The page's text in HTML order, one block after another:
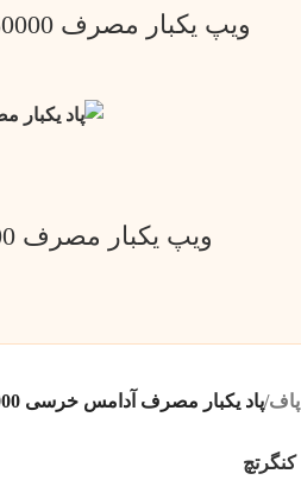
ویپ یکبار مصرف 50000 پاف ساب باکس میت کنگرتچ | نیکوتین 3.5 میلی گرم
ویپ یکبار مصرف 50000 پاف ساب باکس کنگرتچ | نیکوتین 5 میلی گرم
/پاد یکبار مصرف آدامس خرسی 7000 پاف کنگرتچ